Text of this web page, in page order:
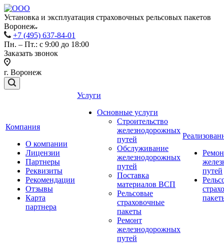
Установка и эксплуатация страховочных рельсовых пакетов
Воронеж
+7 (495) 637-84-01
Пн. – Пт.: с 9:00 до 18:00
Заказать звонок
г. Воронеж
Компания
О компании
Лицензии
Партнеры
Реквизиты
Рекомендации
Отзывы
Карта
партнера
Услуги
Основные услуги
Строительство
железнодорожных
путей
Обслуживание
железнодорожных
путей
Поставка
материалов ВСП
Рельсовые
страховочные
пакеты
Ремонт
железнодорожных
путей
путей